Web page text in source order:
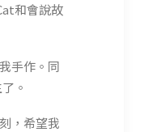
和會說故
手作。同
。
，希望我